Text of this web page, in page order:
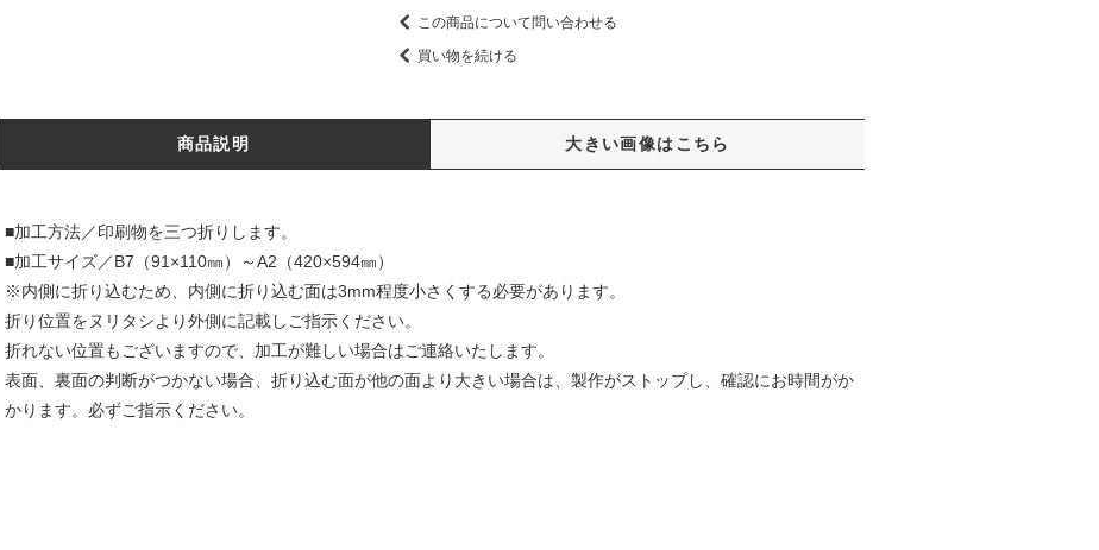
この商品について問い合わせる
買い物を続ける
商品説明 大きい画像はこちら
■加工方法／印刷物を三つ折りします。
■加工サイズ／B7（91×110㎜）～A2（420×594㎜）
※内側に折り込むため、内側に折り込む面は3mm程度小さくする必要があります。
折り位置をヌリタシより外側に記載しご指示ください。
折れない位置もございますので、加工が難しい場合はご連絡いたします。
表面、裏面の判断がつかない場合、折り込む面が他の面より大きい場合は、製作がストップし、確認にお時間がか
かります。必ずご指示ください。